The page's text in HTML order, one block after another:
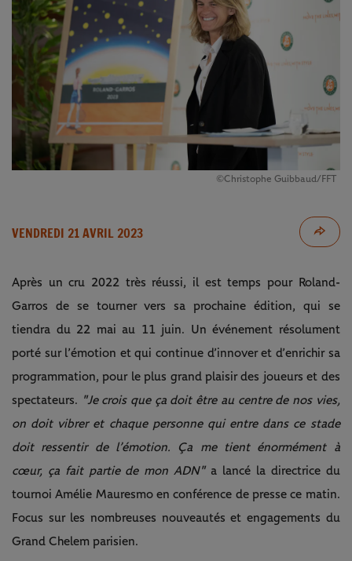
©Christophe Guibbaud/FFT
VENDREDI 21 AVRIL 2023
Après un cru 2022 très réussi, il est temps pour Roland-
Garros de se tourner vers sa prochaine édition, qui se
tiendra du 22 mai au 11 juin. Un événement résolument
porté sur l’émotion et qui continue d’innover et d’enrichir sa
programmation, pour le plus grand plaisir des joueurs et des
spectateurs. "Je crois que ça doit être au centre de nos vies,
on doit vibrer et chaque personne qui entre dans ce stade
doit ressentir de l’émotion. Ça me tient énormément à
cœur, ça fait partie de mon ADN"a lancé la directrice du
tournoi Amélie Mauresmo en conférence de presse ce matin.
Focus sur les nombreuses nouveautés et engagements du
Grand Chelem parisien.